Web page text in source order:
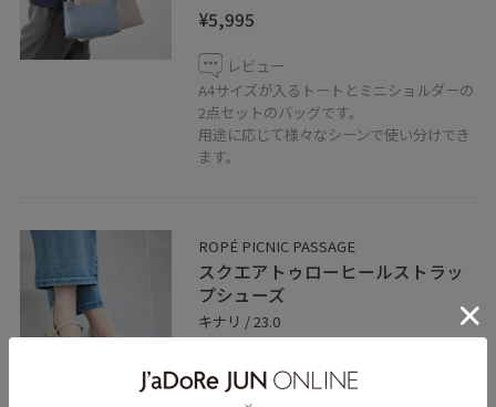
¥5,995
レビュー
A4サイズが入るトートとミニショルダーの
2点セットのバッグです。
用途に応じて様々なシーンで使い分けでき
ます。
ROPÉ PICNIC PASSAGE
スクエアトゥローヒールストラッ
プシューズ
キナリ / 23.0
レビュー